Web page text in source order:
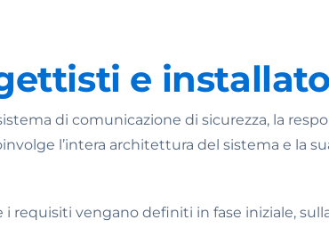
e
di comunicazione di sicurezza, la
l’intera architettura del sistema e la
requisiti vengano definiti in fase iniziale,